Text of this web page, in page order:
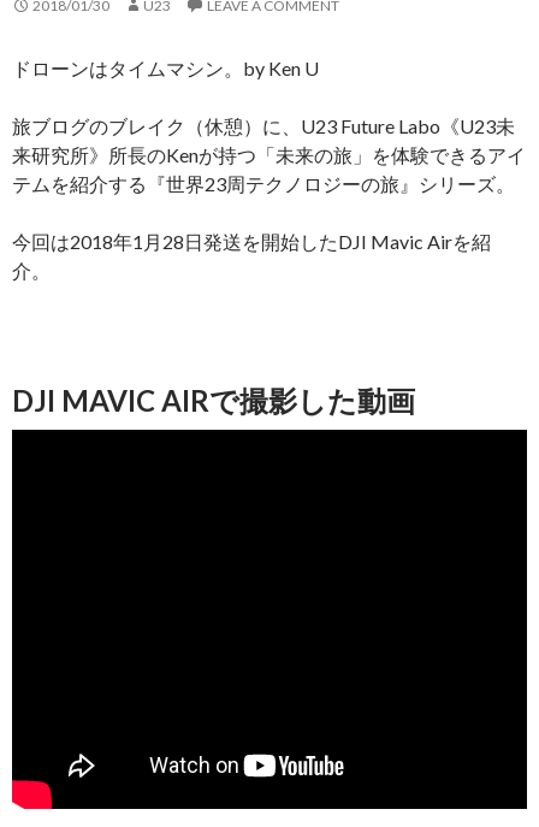
2018/01/30 U23 LEAVE A COMMENT
ドローンはタイムマシン。by Ken U
旅ブログのブレイク（休憩）に、U23 Future Labo《U23未
来研究所》所長のKenが持つ「未来の旅」を体験できるアイ
テムを紹介する『世界23周テクノロジーの旅』シリーズ。
今回は2018年1月28日発送を開始したDJI Mavic Airを紹
介。
DJI MAVIC AIRで撮影した動画